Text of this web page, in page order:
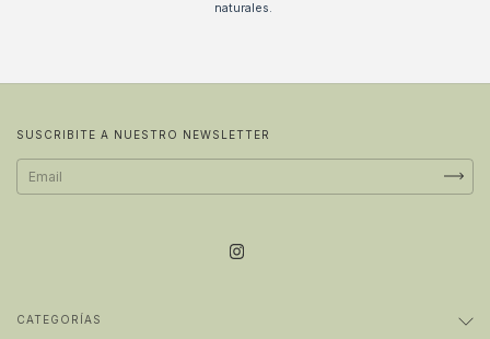
naturales.
SUSCRIBITE A NUESTRO NEWSLETTER
CATEGORÍAS